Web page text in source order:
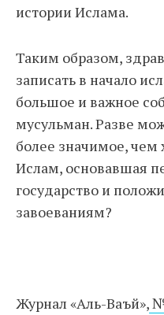
истории Ислама.
Таким образом,
записать в начало
большое и важное
мусульман. Разве
более значимое,
Ислам, основавшая
государство и
завоеваниям?
Журнал «Аль-Ваъй»,